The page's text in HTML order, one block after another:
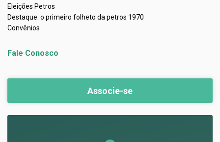
Eleições Petros
Destaque: o primeiro folheto da petros 1970
Convênios
Fale Conosco
Associe-se